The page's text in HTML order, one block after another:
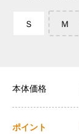
Ｓ Ｍ
本体価格
ポイント